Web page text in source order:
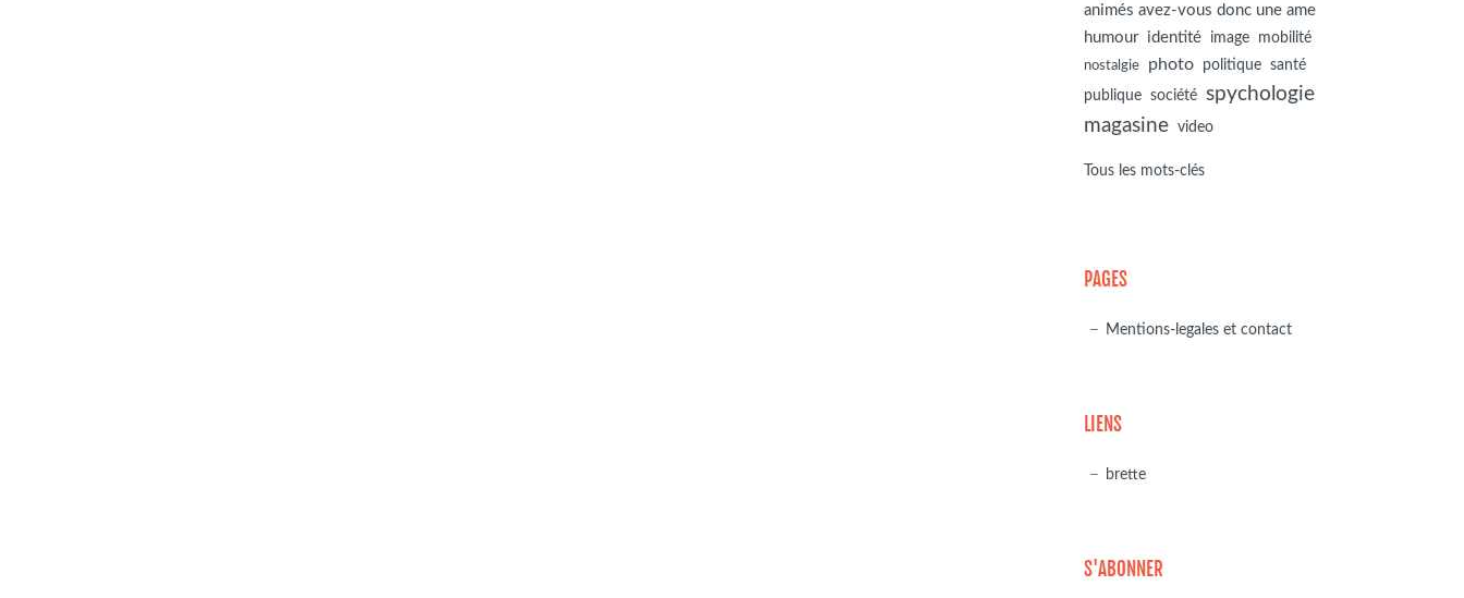
animés avez-vous donc une ame
humour identité image mobilité
nostalgie photo politique santé
publique société spychologie
magasine video
Tous les mots-clés
PAGES
Mentions-legales et contact
LIENS
brette
S'ABONNER